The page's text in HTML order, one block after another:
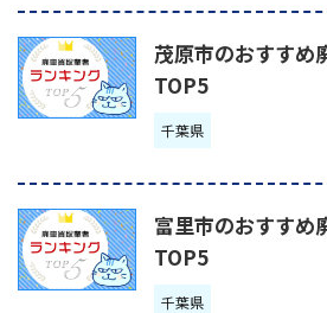
茂原市のおすすめ
TOP5
千葉県
富里市のおすすめ
TOP5
千葉県